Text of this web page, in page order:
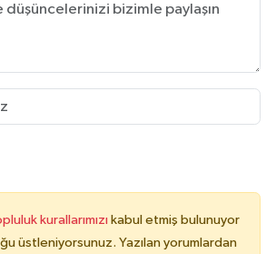
kurallarımızı kabul etmiş bulunuyor
üstleniyorsunuz. Yazılan yorumlardan